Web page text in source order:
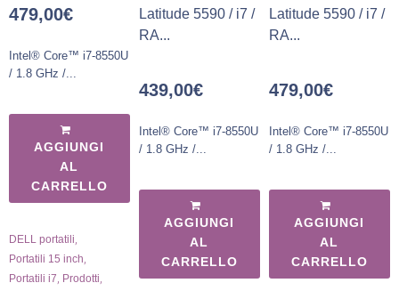
479,00€
Intel® Core™ i7-8550U
/ 1.8 GHz /...
AGGIUNGI
AL
CARRELLO
DELL portatili
Portatili 15 inch
Portatili i7 Prodotti
Latitude 5590 / i7 /
RA...
439,00€
Intel® Core™ i7-8550U
/ 1.8 GHz /...
AGGIUNGI
AL
CARRELLO
Latitude 5590 / i7 /
RA...
479,00€
Intel® Core™ i7-8550U
/ 1.8 GHz /...
AGGIUNGI
AL
CARRELLO